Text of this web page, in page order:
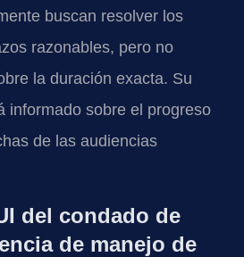
buscan resolver los
razonables, pero no
la duración exacta. Su
informado sobre el progreso
de las audiencias
del condado de
de manejo de